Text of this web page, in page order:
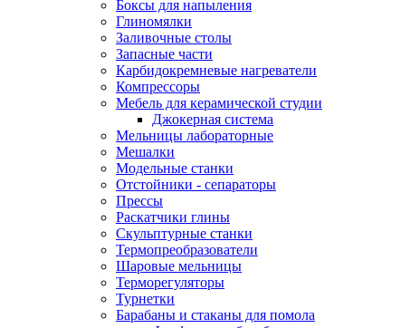
Боксы для напыления
Глиномялки
Заливочные столы
Запасные части
Карбидокремневые нагреватели
Компрессоры
Мебель для керамической студии
Джокерная система
Мельницы лабораторные
Мешалки
Модельные станки
Отстойники - сепараторы
Прессы
Раскатчики глины
Скульптурные станки
Термопреобразователи
Шаровые мельницы
Терморегуляторы
Турнетки
Барабаны и стаканы для помола